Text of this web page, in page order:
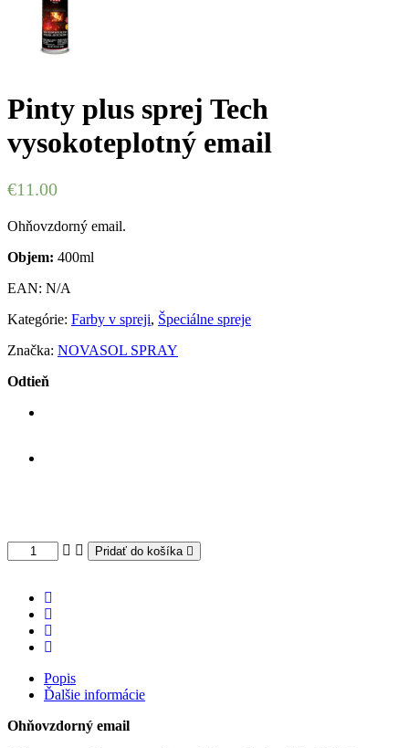
Pinty plus sprej Tech
vysokoteplotný email
€11.00
Ohňovzdorný email.
Objem: 400ml
EAN: N/A
Kategórie: Farby v spreji, Špeciálne spreje
Značka: NOVASOL SPRAY
Odtieň
Pridať do košíka
Popis
Ďalšie informácie
Ohňovzdorný email